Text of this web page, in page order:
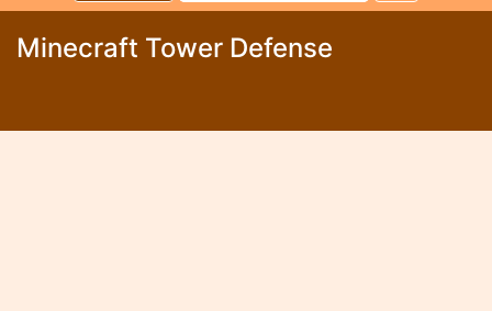
Minecraft Tower Defense